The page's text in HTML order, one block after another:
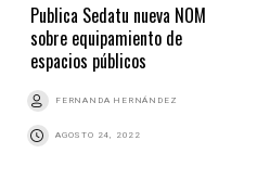
Publica Sedatu nueva NOM
sobre equipamiento de
espacios públicos
FERNANDA HERNÁNDEZ
AGOSTO 24, 2022